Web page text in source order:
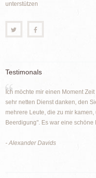
unterstützen
Testimonals
Ich möchte mir einen Moment
sehr netten Dienst danken, den
mehrere Leute, die zu mir
Beerdigung". Es war eine
- Alexander Davids